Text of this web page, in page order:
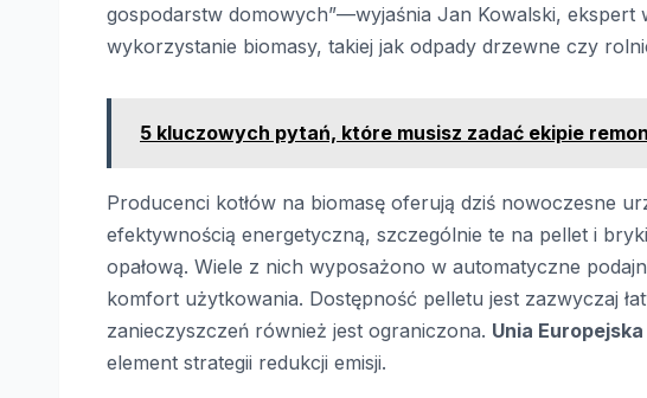
gospodarstw domowych”—wyjaśnia Jan Kowalski, ekspert
wykorzystanie biomasy, takiej jak odpady drzewne czy
5 kluczowych pytań, które musisz zadać ekipie
Producenci kotłów na biomasę oferują dziś nowoczesne
efektywnością energetyczną, szczególnie te na pellet i
opałową. Wiele z nich wyposażono w automatyczne
komfort użytkowania. Dostępność pelletu jest zazwyczaj
zanieczyszczeń również jest ograniczona. Unia Europejska
element strategii redukcji emisji.